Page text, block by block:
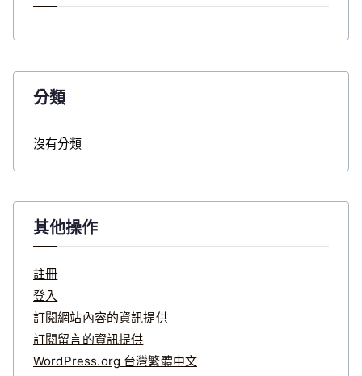
分類
沒有分類
其他操作
註冊
登入
訂閱網站內容的資訊提供
訂閱留言的資訊提供
WordPress.org 台灣繁體中文